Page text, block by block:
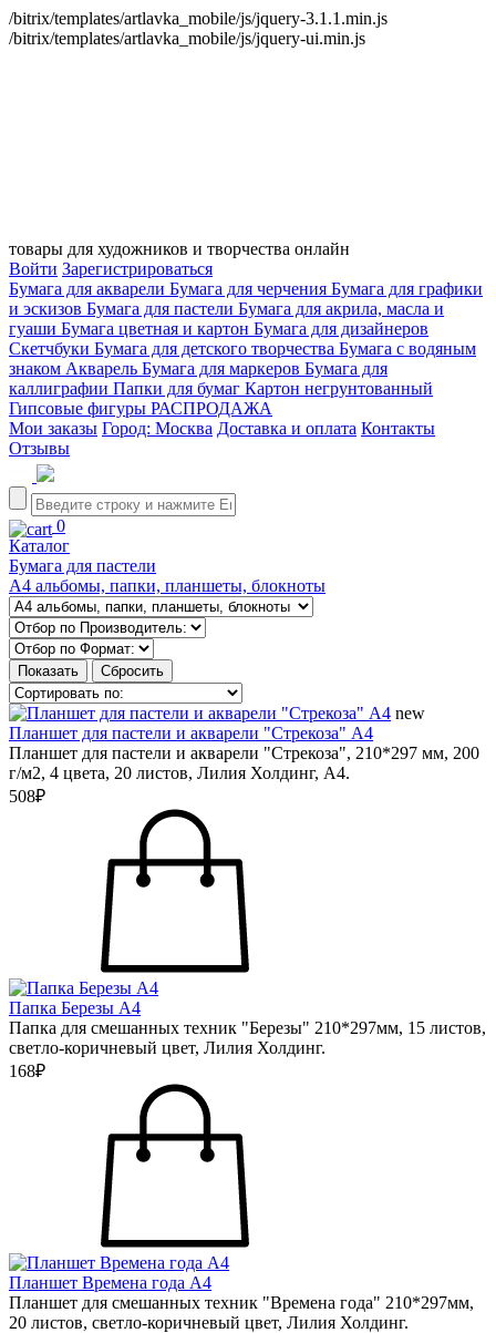
/bitrix/templates/artlavka_mobile/js/jquery-3.1.1.min.js
/bitrix/templates/artlavka_mobile/js/jquery-ui.min.js
товары для художников и творчества онлайн
Войти Зарегистрироваться
Бумага для акварели Бумага для черчения Бумага для графики
и эскизов Бумага для пастели Бумага для акрила, масла и
гуаши Бумага цветная и картон Бумага для дизайнеров
Скетчбуки Бумага для детского творчества Бумага с водяным
знаком Акварель Бумага для маркеров Бумага для
каллиграфии Папки для бумаг Картон негрунтованный
Гипсовые фигуры РАСПРОДАЖА
Мои заказы Город: Москва Доставка и оплата Контакты
Отзывы
0
Каталог
Бумага для пастели
А4 альбомы, папки, планшеты, блокноты
new
Планшет для пастели и акварели "Стрекоза" А4
Планшет для пастели и акварели "Стрекоза", 210*297 мм, 200
г/м2, 4 цвета, 20 листов, Лилия Холдинг, А4.
508₽
Папка Березы А4
Папка для смешанных техник "Березы" 210*297мм, 15 листов,
светло-коричневый цвет, Лилия Холдинг.
168₽
Планшет Времена года А4
Планшет для смешанных техник "Времена года" 210*297мм,
20 листов, светло-коричневый цвет, Лилия Холдинг.